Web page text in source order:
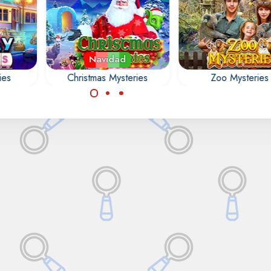
Christmas Mysteries
Navidad
Encuentra todos los
en Christmas Mysteries.
Zoo Mysteries
Encuentra todos
en el zoológico.